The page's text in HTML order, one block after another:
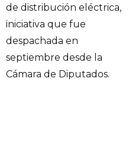
de distribución eléctrica,
iniciativa que fue
despachada en
septiembre desde la
Cámara de Diputados.